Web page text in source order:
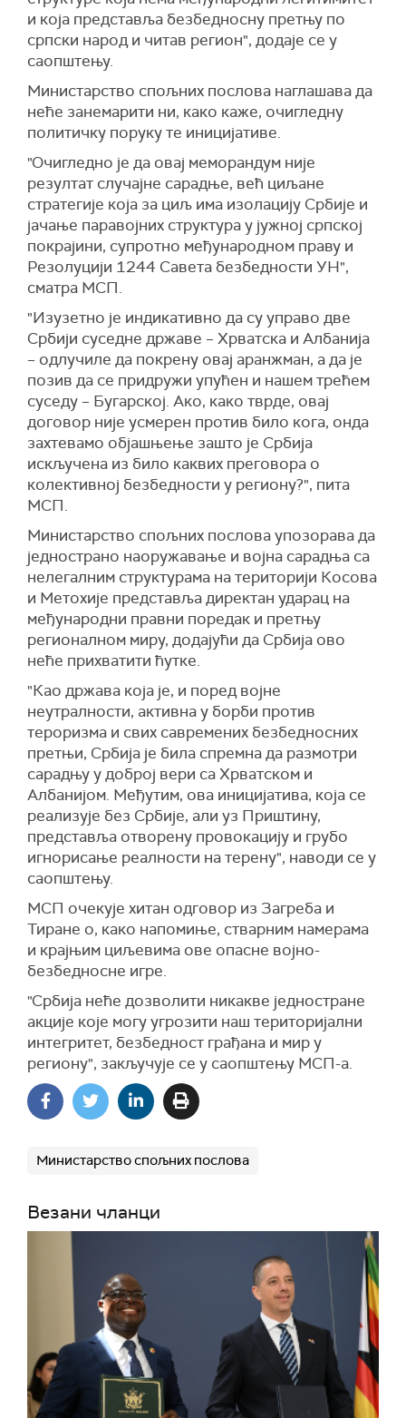
и која представља безбедносну претњу по
српски народ и читав регион", додаје се у
саопштењу.
Министарство спољних послова наглашава да
неће занемарити ни, како каже, очигледну
политичку поруку те иницијативе.
"Очигледно је да овај меморандум није
резултат случајне сарадње, већ циљане
стратегије која за циљ има изолацију Србије и
јачање паравојних структура у јужној српској
покрајини, супротно међународном праву и
Резолуцији 1244 Савета безбедности УН",
сматра МСП.
"Изузетно је индикативно да су управо две
Србији суседне државе – Хрватска и Албанија
– одлучиле да покрену овај аранжман, а да је
позив да се придружи упућен и нашем трећем
суседу – Бугарској. Ако, како тврде, овај
договор није усмерен против било кога, онда
захтевамо објашњење зашто је Србија
искључена из било каквих преговора о
колективној безбедности у региону?", пита
МСП.
Министарство спољних послова упозорава да
једнострано наоружавање и војна сарадња са
нелегалним структурама на територији Косова
и Метохије представља директан ударац на
међународни правни поредак и претњу
регионалном миру, додајући да Србија ово
неће прихватити ћутке.
"Као држава која је, и поред војне
неутралности, активна у борби против
тероризма и свих савремених безбедносних
претњи, Србија је била спремна да размотри
сарадњу у доброј вери са Хрватском и
Албанијом. Међутим, ова иницијатива, која се
реализује без Србије, али уз Приштину,
представља отворену провокацију и грубо
игнорисање реалности на терену", наводи се у
саопштењу.
МСП очекује хитан одговор из Загреба и
Тиране о, како напомиње, стварним намерама
и крајњим циљевима ове опасне војно-
безбедносне игре.
"Србија неће дозволити никакве једностране
акције које могу угрозити наш територијални
интегритет, безбедност грађана и мир у
региону", закључује се у саопштењу МСП-а.
Министарство спољних послова
Везани чланци